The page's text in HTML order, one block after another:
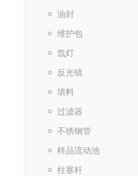
油封
维护包
氙灯
反光镜
填料
过滤器
不锈钢管
样品流动池
柱塞杆